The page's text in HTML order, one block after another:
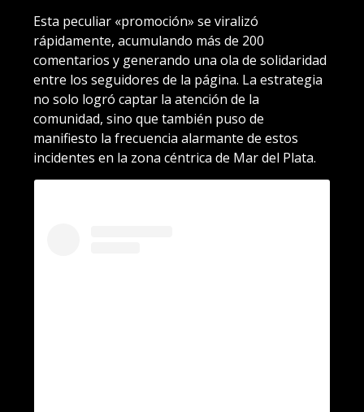
Esta peculiar «promoción» se viralizó
rápidamente, acumulando más de 200
comentarios y generando una ola de solidaridad
entre los seguidores de la página. La estrategia
no solo logró captar la atención de la
comunidad, sino que también puso de
manifiesto la frecuencia alarmante de estos
incidentes en la zona céntrica de Mar del Plata.